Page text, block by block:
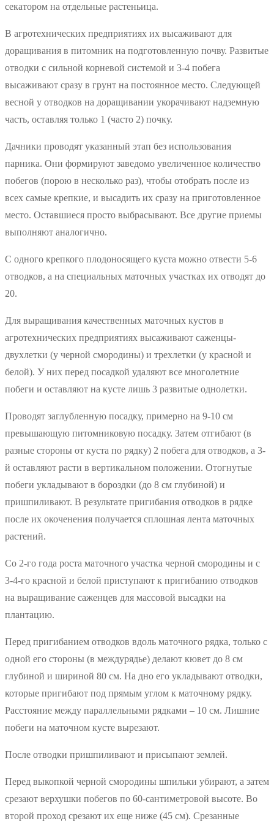
секатором на отдельные растеньица.
В агротехнических предприятиях их высаживают для
доращивания в питомник на подготовленную почву. Развитые
отводки с сильной корневой системой и 3-4 побега
высаживают сразу в грунт на постоянное место. Следующей
весной у отводков на доращивании укорачивают надземную
часть, оставляя только 1 (часто 2) почку.
Дачники проводят указанный этап без использования
парника. Они формируют заведомо увеличенное количество
побегов (порою в несколько раз), чтобы отобрать после из
всех самые крепкие, и высадить их сразу на приготовленное
место. Оставшиеся просто выбрасывают. Все другие приемы
выполняют аналогично.
С одного крепкого плодоносящего куста можно отвести 5-6
отводков, а на специальных маточных участках их отводят до
20.
Для выращивания качественных маточных кустов в
агротехнических предприятиях высаживают саженцы-
двухлетки (у черной смородины) и трехлетки (у красной и
белой). У них перед посадкой удаляют все многолетние
побеги и оставляют на кусте лишь 3 развитые однолетки.
Проводят заглубленную посадку, примерно на 9-10 см
превышающую питомниковую посадку. Затем отгибают (в
разные стороны от куста по рядку) 2 побега для отводков, а 3-
й оставляют расти в вертикальном положении. Отогнутые
побеги укладывают в бороздки (до 8 см глубиной) и
пришпиливают. В результате пригибания отводков в рядке
после их окоченения получается сплошная лента маточных
растений.
Со 2-го года роста маточного участка черной смородины и с
3-4-го красной и белой приступают к пригибанию отводков
на выращивание саженцев для массовой высадки на
плантацию.
Перед пригибанием отводков вдоль маточного рядка, только с
одной его стороны (в междурядье) делают кювет до 8 см
глубиной и шириной 80 см. На дно его укладывают отводки,
которые пригибают под прямым углом к маточному рядку.
Расстояние между параллельными рядками – 10 см. Лишние
побеги на маточном кусте вырезают.
После отводки пришпиливают и присыпают землей.
Перед выкопкой черной смородины шпильки убирают, а затем
срезают верхушки побегов по 60-сантиметровой высоте. Во
второй проход срезают их еще ниже (45 см). Срезанные